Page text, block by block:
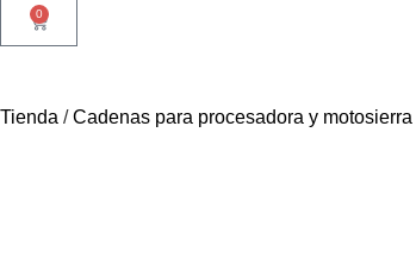
0
Tienda /Cadenas para procesadora y motosierra